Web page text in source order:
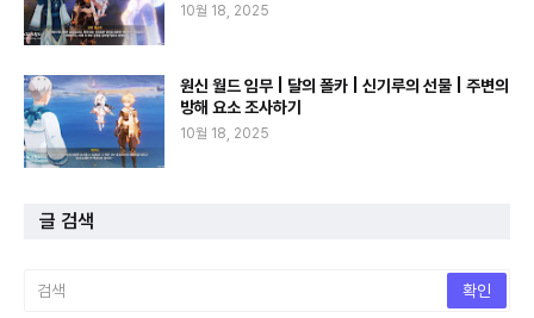
10월 18, 2025
원신 월드 임무 | 달의 폴카 | 신기루의 선물 | 주변의
방해 요소 조사하기
10월 18, 2025
글 검색